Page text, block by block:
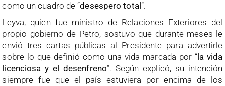
como un cuadro de “desespero total ”.
Leyva, quien fue ministro de Relaciones Exteriores del
propio gobierno de Petro, sostuvo que durante meses le
envió tres cartas públicas al Presidente para advertirle
sobre lo que definió como una vida marcada por “ la vida
licenciosa y el desenfreno”. Según explicó, su intención
siempre fue que el país estuviera por encima de los